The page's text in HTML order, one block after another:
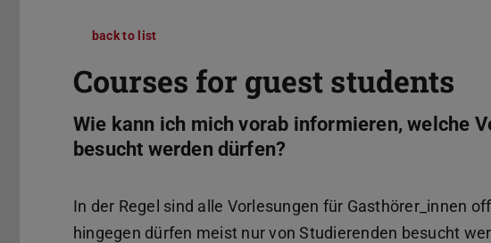
back to list
Courses for guest students
Wie kann ich mich vorab informieren, welche
besucht werden dürfen?
In der Regel sind alle Vorlesungen für Gasthörer_innen
hingegen dürfen meist nur von Studierenden besucht